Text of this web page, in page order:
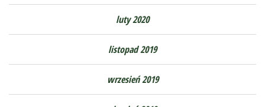
luty 2020
listopad 2019
wrzesień 2019